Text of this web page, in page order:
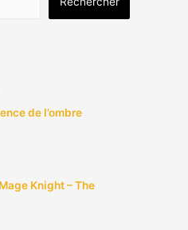
de l’ombre
Knight – The